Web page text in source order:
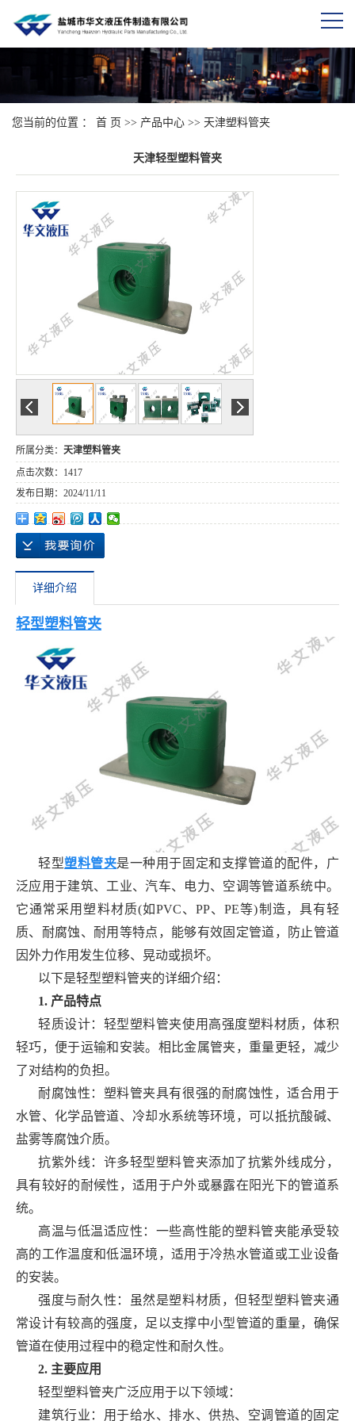
您当前的位置 ： 首 页 >> 产品中心 >> 天津塑料管夹
天津轻型塑料管夹
所属分类： 天津塑料管夹
点击次数： 1417
发布日期： 2024/11/11
详细介绍
轻型塑料管夹
轻型塑料管夹是一种用于固定和支撑管道的配件，广
泛应用于建筑、工业、汽车、电力、空调等管道系统中。
它通常采用塑料材质(如PVC、PP、PE等)制造，具有轻
质、耐腐蚀、耐用等特点，能够有效固定管道，防止管道
因外力作用发生位移、晃动或损坏。
以下是轻型塑料管夹的详细介绍：
1. 产品特点
轻质设计：轻型塑料管夹使用高强度塑料材质，体积
轻巧，便于运输和安装。相比金属管夹，重量更轻，减少
了对结构的负担。
耐腐蚀性：塑料管夹具有很强的耐腐蚀性，适合用于
水管、化学品管道、冷却水系统等环境，可以抵抗酸碱、
盐雾等腐蚀介质。
抗紫外线：许多轻型塑料管夹添加了抗紫外线成分，
具有较好的耐候性，适用于户外或暴露在阳光下的管道系
统。
高温与低温适应性：一些高性能的塑料管夹能承受较
高的工作温度和低温环境，适用于冷热水管道或工业设备
的安装。
强度与耐久性：虽然是塑料材质，但轻型塑料管夹通
常设计有较高的强度，足以支撑中小型管道的重量，确保
管道在使用过程中的稳定性和耐久性。
2. 主要应用
轻型塑料管夹广泛应用于以下领域：
建筑行业：用于给水、排水、供热、空调管道的固定